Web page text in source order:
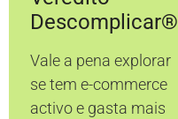
Descomplicar®
Vale a pena explorar
se tem e-commerce
activo e gasta mais